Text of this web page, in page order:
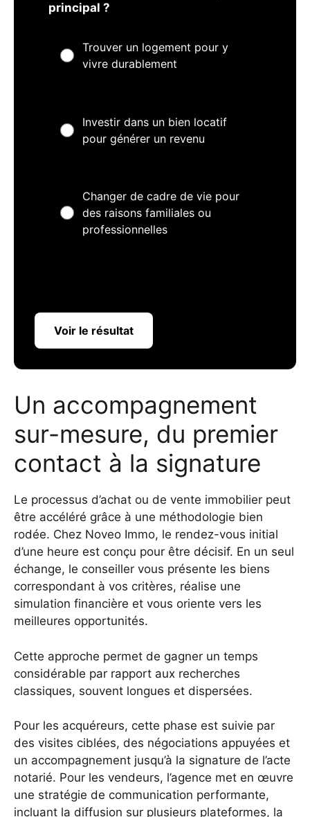
principal ?
Trouver un logement pour y
vivre durablement
Investir dans un bien locatif
pour générer un revenu
Changer de cadre de vie pour
des raisons familiales ou
professionnelles
Voir le résultat
Un accompagnement
sur-mesure, du premier
contact à la signature
Le processus d’achat ou de vente immobilier peut
être accéléré grâce à une méthodologie bien
rodée. Chez Noveo Immo, le rendez-vous initial
d’une heure est conçu pour être décisif. En un seul
échange, le conseiller vous présente les biens
correspondant à vos critères, réalise une
simulation financière et vous oriente vers les
meilleures opportunités.
Cette approche permet de gagner un temps
considérable par rapport aux recherches
classiques, souvent longues et dispersées.
Pour les acquéreurs, cette phase est suivie par
des visites ciblées, des négociations appuyées et
un accompagnement jusqu’à la signature de l’acte
notarié. Pour les vendeurs, l’agence met en œuvre
une stratégie de communication performante,
incluant la diffusion sur plusieurs plateformes, la